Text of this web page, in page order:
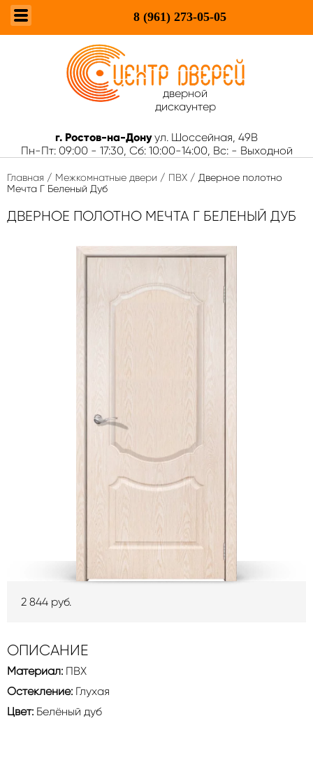
8 (961) 273-05-05
дверной
дискаунтер
г. Ростов-на-Дону ул. Шоссейная, 49В
Пн-Пт: 09:00 - 17:30, Сб: 10:00-14:00, Вс: - Выходной
Главная / Межкомнатные двери / ПВХ / Дверное полотно
Мечта Г Беленый Дуб
ДВЕРНОЕ ПОЛОТНО МЕЧТА Г БЕЛЕНЫЙ ДУБ
2 844 руб.
ОПИСАНИЕ
Материал: ПВХ
Остекление: Глухая
Цвет: Белёный дуб